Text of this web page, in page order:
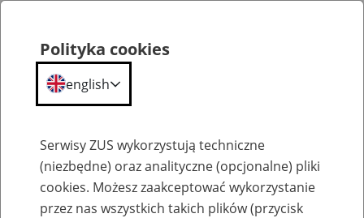
Przepraszamy,
podana strona nie została znaleziona.
Polityka cookies
english
Serwisy ZUS wykorzystują techniczne
(niezbędne) oraz analityczne (opcjonalne) pliki
cookies. Możesz zaakceptować wykorzystanie
przez nas wszystkich takich plików (przycisk